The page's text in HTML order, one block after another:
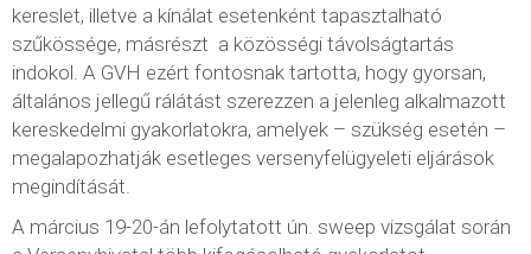
kereslet, illetve a kínálat esetenként tapasztalható
szűkössége, másrészt a közösségi távolságtartás
indokol. A GVH ezért fontosnak tartotta, hogy gyorsan,
általános jellegű rálátást szerezzen a jelenleg alkalmazott
kereskedelmi gyakorlatokra, amelyek – szükség esetén –
megalapozhatják esetleges versenyfelügyeleti eljárások
megindítását.
A március 19-20-án lefolytatott ún. sweep vizsgálat során